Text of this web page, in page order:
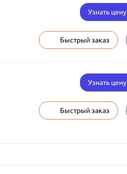
Узнать цену
Быстрый заказ
Узнать цену
Быстрый заказ